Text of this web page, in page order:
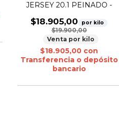
JERSEY 20.1 PEINADO -
$18.905,00 por kilo
$19.900,00
Venta por kilo
$18.905,00 con
Transferencia o depósito
bancario